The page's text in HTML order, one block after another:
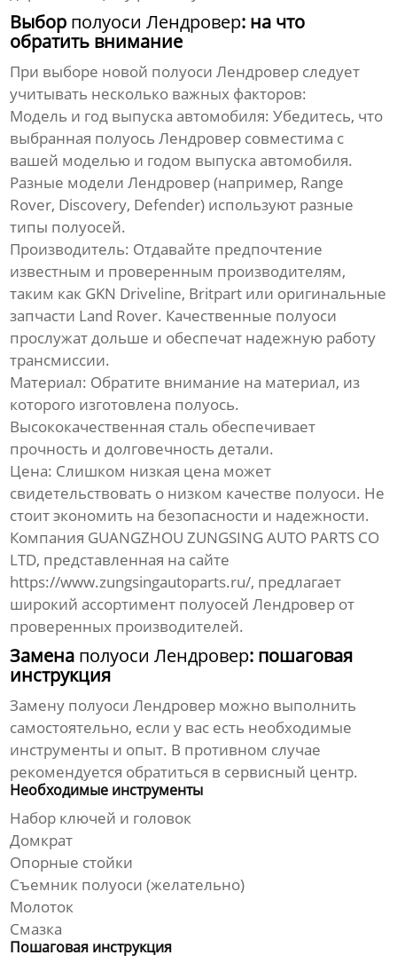
Выбор полуоси Лендровер: на что
обратить внимание
При выборе новой полуоси Лендровер следует
учитывать несколько важных факторов:
Модель и год выпуска автомобиля: Убедитесь, что
выбранная полуось Лендровер совместима с
вашей моделью и годом выпуска автомобиля.
Разные модели Лендровер (например, Range
Rover, Discovery, Defender) используют разные
типы полуосей.
Производитель: Отдавайте предпочтение
известным и проверенным производителям,
таким как GKN Driveline, Britpart или оригинальные
запчасти Land Rover. Качественные полуоси
прослужат дольше и обеспечат надежную работу
трансмиссии.
Материал: Обратите внимание на материал, из
которого изготовлена полуось.
Высококачественная сталь обеспечивает
прочность и долговечность детали.
Цена: Слишком низкая цена может
свидетельствовать о низком качестве полуоси. Не
стоит экономить на безопасности и надежности.
Компания GUANGZHOU ZUNGSING AUTO PARTS CO
LTD, представленная на сайте
https://www.zungsingautoparts.ru/, предлагает
широкий ассортимент полуосей Лендровер от
проверенных производителей.
Замена полуоси Лендровер: пошаговая
инструкция
Замену полуоси Лендровер можно выполнить
самостоятельно, если у вас есть необходимые
инструменты и опыт. В противном случае
рекомендуется обратиться в сервисный центр.
Необходимые инструменты
Набор ключей и головок
Домкрат
Опорные стойки
Съемник полуоси (желательно)
Молоток
Смазка
Пошаговая инструкция